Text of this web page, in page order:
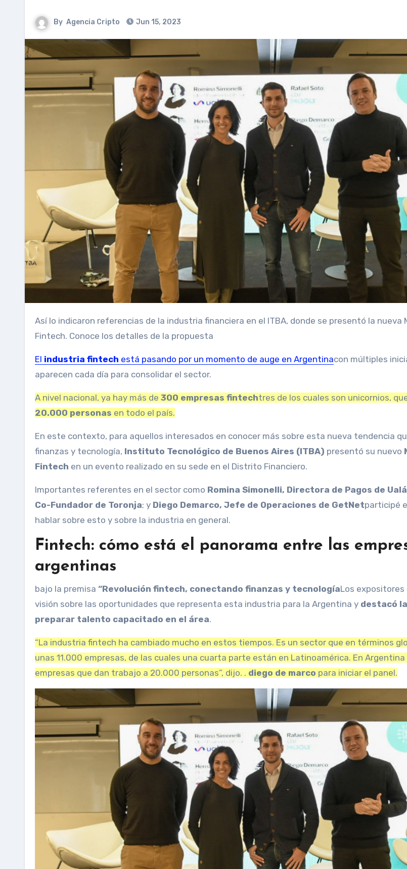
By Agencia Cripto Jun 15, 2023
Así lo indicaron referencias de la industria financiera en el ITBA, donde se presentó la nueva Maestría en
Fintech. Conoce los detalles de la propuesta
El industria fintech está pasando por un momento de auge en Argentinacon múltiples
aparecen cada día para consolidar el sector.
A nivel nacional, ya hay más de 300 empresas fintechtres de los cuales son unicornios,
20.000 personas en todo el país.
En este contexto, para aquellos interesados ​​en conocer más sobre esta nueva tendencia
finanzas y tecnología, Instituto Tecnológico de Buenos Aires (ITBA) presentó su nuevo
Fintech en un evento realizado en su sede en el Distrito Financiero.
Importantes referentes en el sector como Romina Simonelli, Directora de Pagos de Ualá
Co-Fundador de Toronja; y Diego Demarco, Jefe de Operaciones de GetNetparticipé
hablar sobre esto y sobre la industria en general.
Fintech: cómo está el panorama entre las
argentinas
bajo la premisa “Revolución fintech, conectando finanzas y tecnologíaLos expositores
visión sobre las oportunidades que representa esta industria para la Argentina y destacó
preparar talento capacitado en el área.
“La industria fintech ha cambiado mucho en estos tiempos. Es un sector que en términos
unas 11.000 empresas, de las cuales una cuarta parte están en Latinoamérica. En
empresas que dan trabajo a 20.000 personas”, dijo. . diego de marco para iniciar el panel.